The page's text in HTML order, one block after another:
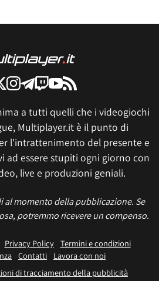
a tutti quelli che i videogiochi
Multiplayer.it è il punto di
l'intrattenimento del presente e
ad essere stupiti ogni giorno con
live e produzioni geniali.
al momento della pubblicazione. Se
potremmo ricevere un compenso.
Privacy Policy
Termini e condizioni
Contatti
Lavora con noi
di tracciamento della pubblicità